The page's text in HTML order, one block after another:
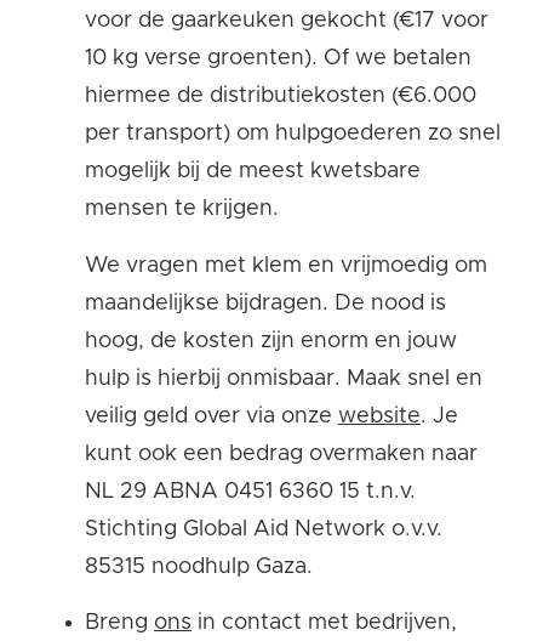
voor de gaarkeuken gekocht (€17 voor
10 kg verse groenten). Of we betalen
hiermee de distributiekosten (€6.000
per transport) om hulpgoederen zo snel
mogelijk bij de meest kwetsbare
mensen te krijgen.
We vragen met klem en vrijmoedig om
maandelijkse bijdragen. De nood is
hoog, de kosten zijn enorm en jouw
hulp is hierbij onmisbaar. Maak snel en
veilig geld over via onze website. Je
kunt ook een bedrag overmaken naar
NL 29 ABNA 0451 6360 15 t.n.v.
Stichting Global Aid Network o.v.v.
85315 noodhulp Gaza.
Breng ons in contact met bedrijven,